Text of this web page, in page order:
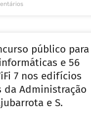
público para
e 56
7 nos edifícios
da Administração
e S.